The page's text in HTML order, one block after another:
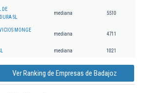
DE
SL
mediana 5510
MONGE
mediana 4711
mediana 1021
Ver Ranking de Empresas de Badajoz